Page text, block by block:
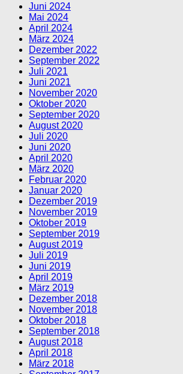
Juni 2024
Mai 2024
April 2024
März 2024
Dezember 2022
September 2022
Juli 2021
Juni 2021
November 2020
Oktober 2020
September 2020
August 2020
Juli 2020
Juni 2020
April 2020
März 2020
Februar 2020
Januar 2020
Dezember 2019
November 2019
Oktober 2019
September 2019
August 2019
Juli 2019
Juni 2019
April 2019
März 2019
Dezember 2018
November 2018
Oktober 2018
September 2018
August 2018
April 2018
März 2018